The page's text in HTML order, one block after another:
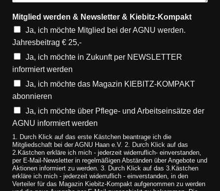
Mitglied werden & Newsletter & Kiebitz-Kompakt
Ja, ich möchte Mitglied bei der AGNU werden.
Jahresbeitrag € 25,-
Ja, ich möchte in Zukunft per NEWSLETTER
informiert werden
Ja, ich möchte das Magazin KIEBITZ-KOMPAKT
abonnieren
Ja, ich möchte über Pflege- und Arbeitseinsätze der
AGNU informiert werden
1. Durch Klick auf das erste Kästchen beantrage ich die
Mitgliedschaft bei der AGNU Haan e.V. 2. Durch Klick auf das
2.Kästchen erkläre ich mich - jederzeit widerruflich- einverstanden,
per E-Mail-Newsletter in regelmäßigen Abständen über Angebote und
Aktionen informiert zu werden. 3. Durch Klick auf das 3.Kästchen
erkläre ich mich - jederzeit widerruflich - einverstanden, in den
Verteiler für das Magazin Kiebitz-Kompakt aufgenommen zu werden